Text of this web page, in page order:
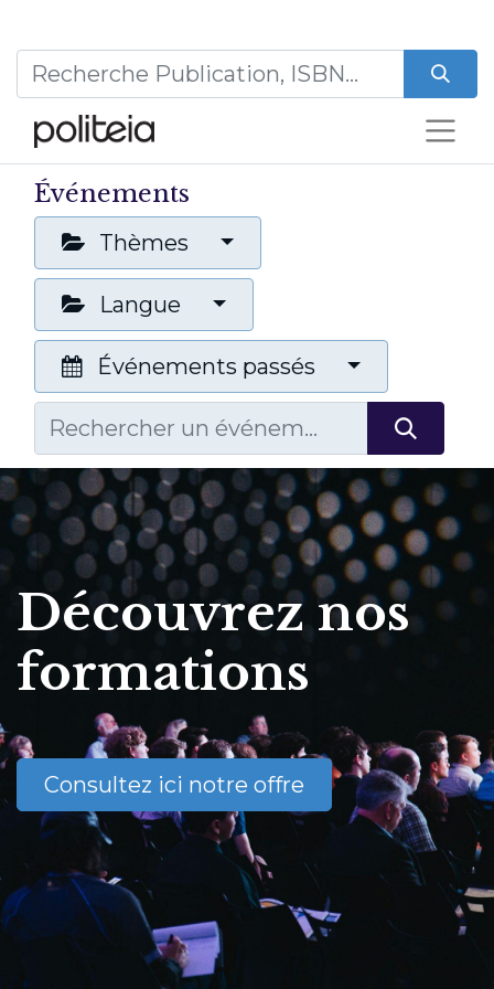
Événements
Thèmes
Langue
Événements passés
Découvrez nos
formations
Consultez ici notre offre